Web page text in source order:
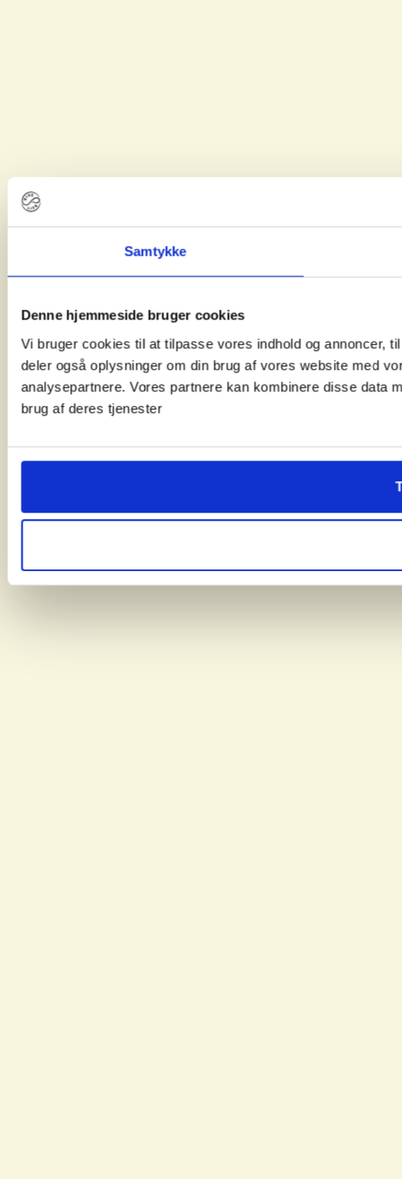
Samtykke
Denne hjemmeside bruger cookies
Vi bruger cookies til at tilpasse vores indhold og annoncer,
deler også oplysninger om din brug af vores website med
analysepartnere. Vores partnere kan kombinere disse data
brug af deres tjenester